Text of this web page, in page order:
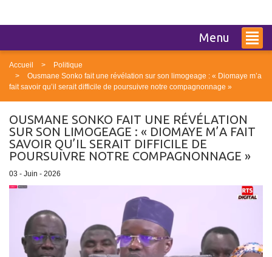
Menu
Accueil
Politique
Ousmane Sonko fait une révélation sur son limogeage : « Diomaye m’a
fait savoir qu’il serait difficile de poursuivre notre compagnonnage »
OUSMANE SONKO FAIT UNE RÉVÉLATION
SUR SON LIMOGEAGE : « DIOMAYE M’A FAIT
SAVOIR QU’IL SERAIT DIFFICILE DE
POURSUIVRE NOTRE COMPAGNONNAGE »
03 - Juin - 2026